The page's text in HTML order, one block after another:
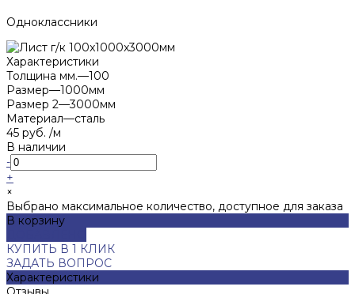
Одноклассники
Характеристики
Толщина мм.—100
Размер—1000мм
Размер 2—3000мм
Материал—сталь
45 руб. /м
В наличии
-
+
×
Выбрано максимальное количество, доступное для заказа
В корзину
КУПИТЬ В 1 КЛИК
ЗАДАТЬ ВОПРОС
Характеристики